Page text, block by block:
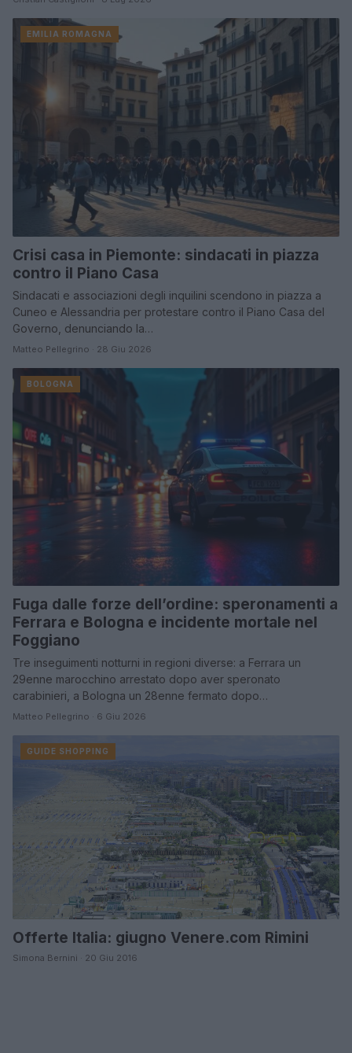
EMILIA ROMAGNA
Crisi casa in Piemonte: sindacati in piazza
contro il Piano Casa
Sindacati e associazioni degli inquilini scendono in piazza a
Cuneo e Alessandria per protestare contro il Piano Casa del
Governo, denunciando la…
Matteo Pellegrino · 28 Giu 2026
BOLOGNA
Fuga dalle forze dell’ordine: speronamenti a
Ferrara e Bologna e incidente mortale nel
Foggiano
Tre inseguimenti notturni in regioni diverse: a Ferrara un
29enne marocchino arrestato dopo aver speronato
carabinieri, a Bologna un 28enne fermato dopo…
Matteo Pellegrino · 6 Giu 2026
GUIDE SHOPPING
Offerte Italia: giugno Venere.com Rimini
Simona Bernini · 20 Giu 2016